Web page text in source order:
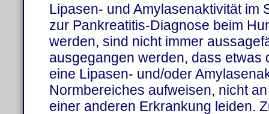
Lipasen- und Amylasenaktivität im
zur Pankreatitis-Diagnose beim
werden, sind nicht immer
ausgegangen werden, dass etwas
eine Lipasen- und/oder
Normbereiches aufweisen, nicht
einer anderen Erkrankung leiden.